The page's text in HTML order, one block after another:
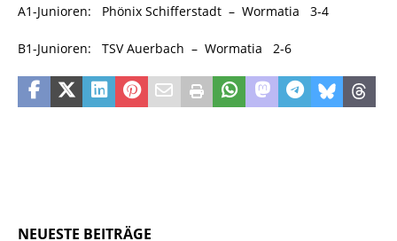
A1-Junioren: Phönix Schifferstadt – Wormatia 3-4
B1-Junioren: TSV Auerbach – Wormatia 2-6
NEUESTE BEITRÄGE